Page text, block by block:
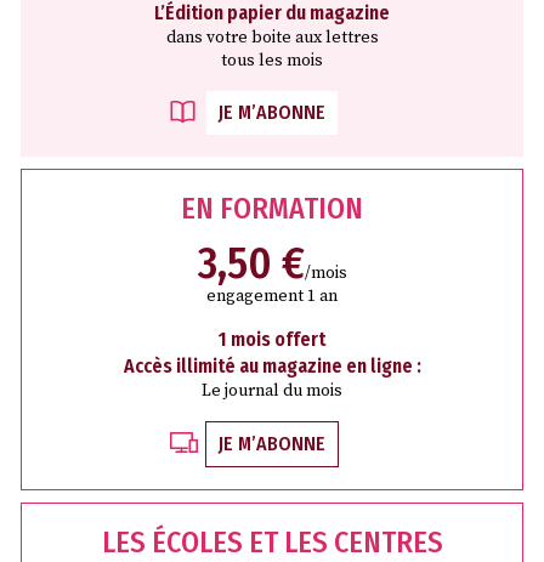
L’Édition papier du magazine
dans votre boite aux lettres
tous les mois
JE M’ABONNE
EN FORMATION
3,50 €/mois
engagement 1 an
1 mois offert
Accès illimité au magazine en ligne :
Le journal du mois
JE M’ABONNE
LES ÉCOLES ET LES CENTRES